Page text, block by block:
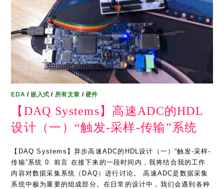
EDA /嵌入式 / 所有文章 / 硬件
【DAQ Systems】高速ADC的HDL
设计（一）“触发-采样-传输”系统
【DAQ Systems】异步高速ADC的HDL设计（一）“触发-采样-
传输”系统 0. 前言 在接下来的一段时间内，我将结合我的工作
内容对数据采集系统（DAQ）进行讨论。 高速ADC是数据采集
系统中极为重要的组成部分。在日常的设计中，我们会遇到各种